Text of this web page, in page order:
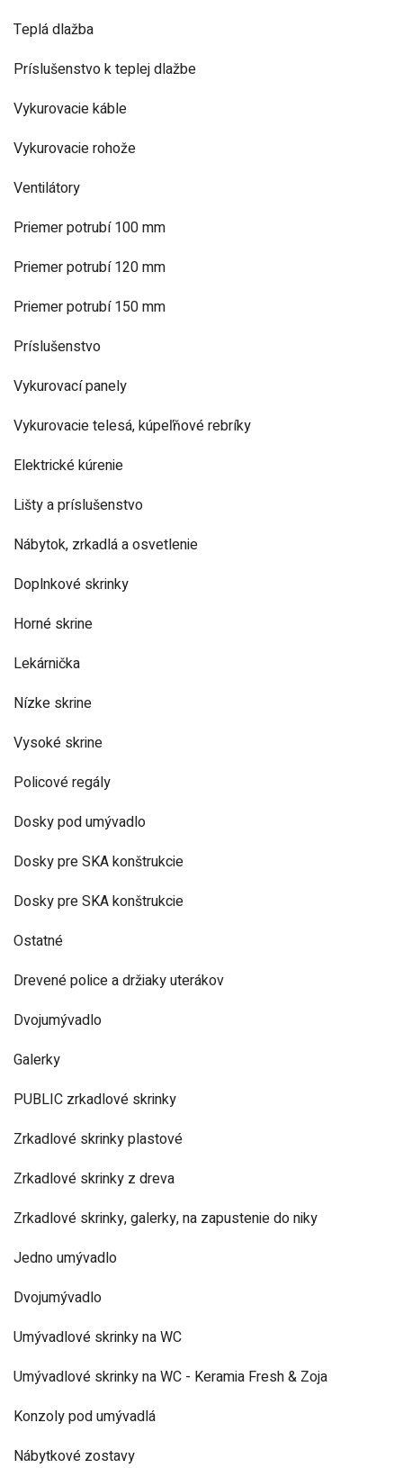
Teplá dlažba
Príslušenstvo k teplej dlažbe
Vykurovacie káble
Vykurovacie rohože
Ventilátory
Priemer potrubí 100 mm
Priemer potrubí 120 mm
Priemer potrubí 150 mm
Príslušenstvo
Vykurovací panely
Vykurovacie telesá, kúpeľňové rebríky
Elektrické kúrenie
Lišty a príslušenstvo
Nábytok, zrkadlá a osvetlenie
Doplnkové skrinky
Horné skrine
Lekárnička
Nízke skrine
Vysoké skrine
Policové regály
Dosky pod umývadlo
Dosky pre SKA konštrukcie
Dosky pre SKA konštrukcie
Ostatné
Drevené police a držiaky uterákov
Dvojumývadlo
Galerky
PUBLIC zrkadlové skrinky
Zrkadlové skrinky plastové
Zrkadlové skrinky z dreva
Zrkadlové skrinky, galerky, na zapustenie do niky
Jedno umývadlo
Dvojumývadlo
Umývadlové skrinky na WC
Umývadlové skrinky na WC - Keramia Fresh & Zoja
Konzoly pod umývadlá
Nábytkové zostavy